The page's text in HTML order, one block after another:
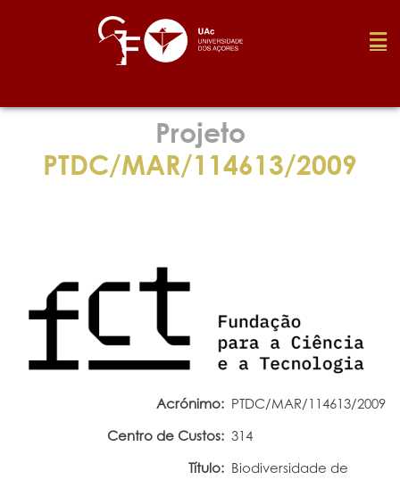
Fundação
Media
Emprego
Investigação
Portal do Investigador
Projeto
PTDC/MAR/114613/2009
Acrónimo: PTDC/MAR/114613/2009
Centro de Custos: 314
Título: Biodiversidade de